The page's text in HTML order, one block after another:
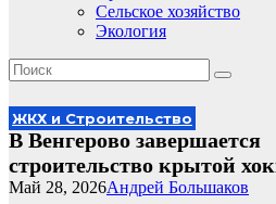
Сельское хозяйство
Экология
ЖКХ и Строительство
В Венгерово завершается
строительство крытой
Андрей Большаков
Май 28, 2026